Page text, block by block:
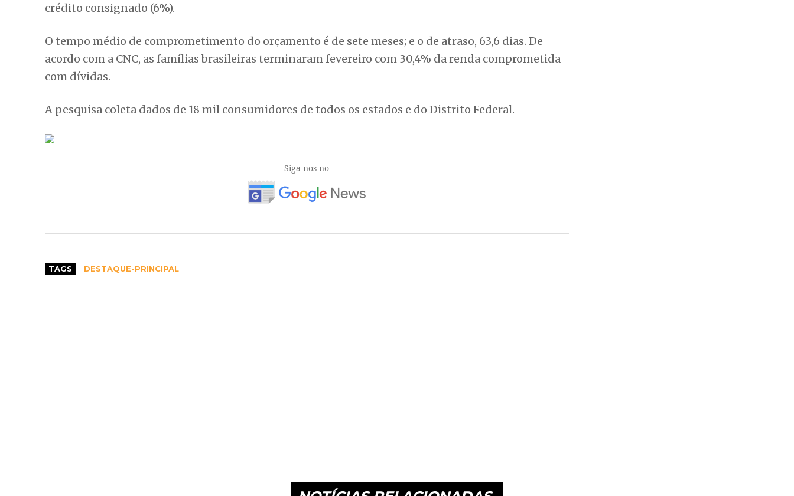
crédito consignado (6%).
O tempo médio de comprometimento do orçamento é de sete meses; e o de atraso, 63,6 dias. De
acordo com a CNC, as famílias brasileiras terminaram fevereiro com 30,4% da renda comprometida
com dívidas.
A pesquisa coleta dados de 18 mil consumidores de todos os estados e do Distrito Federal.
Siga-nos no
TAGS DESTAQUE-PRINCIPAL